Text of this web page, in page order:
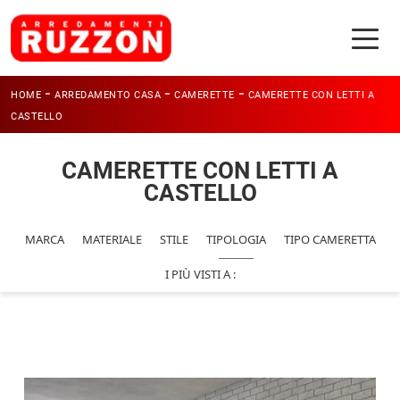
HOME - ARREDAMENTO CASA - CAMERETTE - CAMERETTE CON LETTI A
CASTELLO
CAMERETTE CON LETTI A
CASTELLO
MARCA MATERIALE STILE TIPOLOGIA TIPO CAMERETTA
I PIÙ VISTI A :